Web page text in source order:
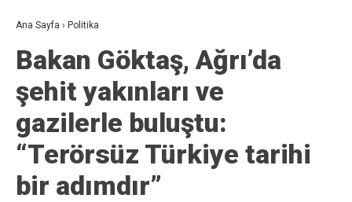
Ana Sayfa › Politika
Bakan Göktaş, Ağrı’da
şehit yakınları ve
gazilerle buluştu:
“Terörsüz Türkiye tarihi
bir adımdır”